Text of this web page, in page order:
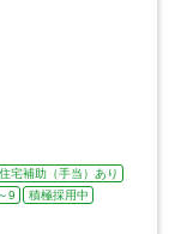
住宅補助（手当）あり
9
積極採用中